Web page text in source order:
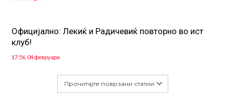
Официјално: Лекиќ и Радичевиќ повторно во ист
клуб!
17:56, 04 февруари
Прочитајте поврзани статии